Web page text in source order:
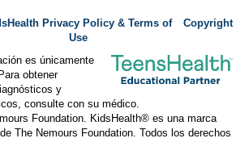
Privacy Policy & Terms of
Use
Copyright
es únicamente
obtener
y
consulte con su médico.
Foundation. KidsHealth® es una marca
The Nemours Foundation. Todos los derechos